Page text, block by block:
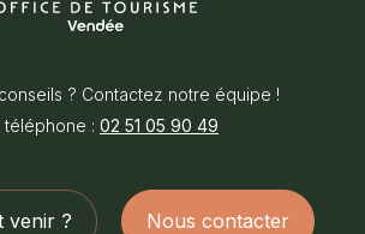
Tourisme
du
? Contactez notre équipe !
téléphone : 02 51 05 90 49
venir ? Nous contacter